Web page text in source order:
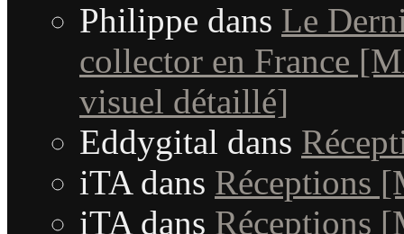
Philippe dans Le
collector en France
visuel détaillé]
Eddygital dans
iTAdans Réceptions
iTAdans Réceptions